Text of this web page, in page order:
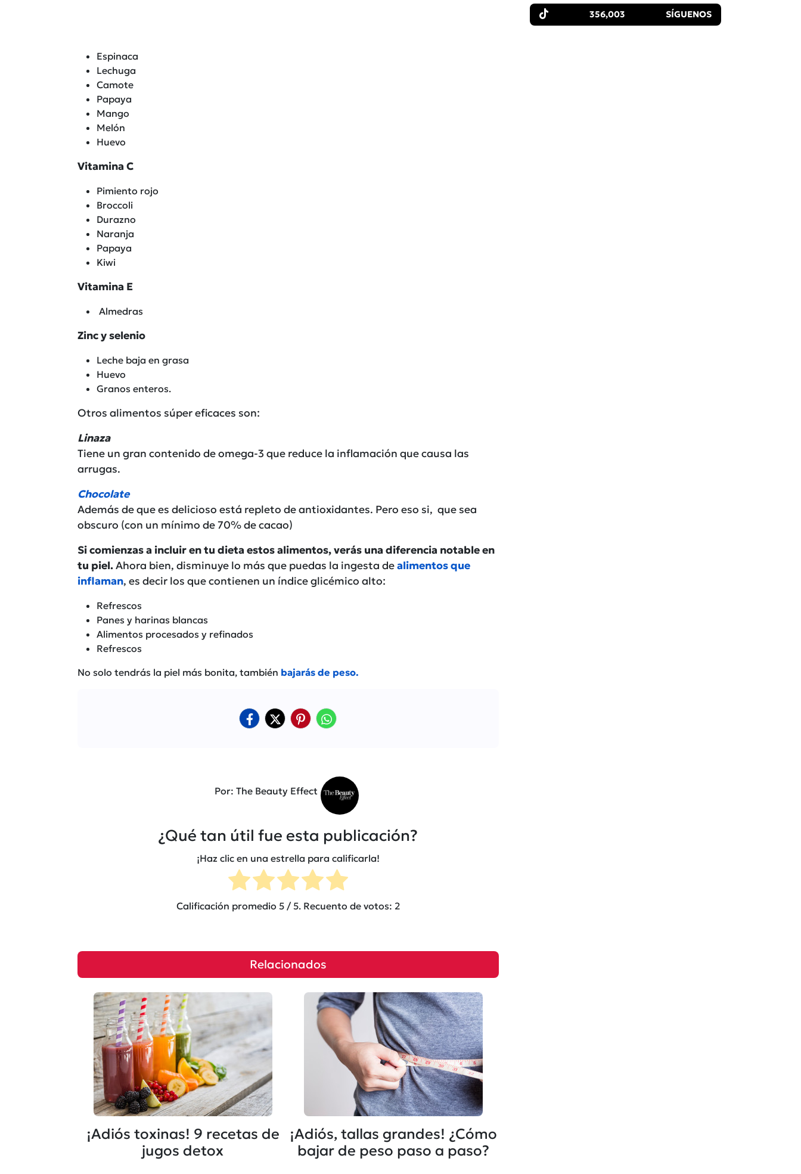
Espinaca
Lechuga
Camote
Papaya
Mango
Melón
Huevo
Vitamina C
Pimiento rojo
Broccoli
Durazno
Naranja
Papaya
Kiwi
Vitamina E
Almedras
Zinc y selenio
Leche baja en grasa
Huevo
Granos enteros.
Otros alimentos súper eficaces son:
Linaza
Tiene un gran contenido de omega-3 que reduce la inflamación que causa las
arrugas.
Chocolate
Además de que es delicioso está repleto de antioxidantes. Pero eso si, que sea
obscuro (con un mínimo de 70% de cacao)
Si comienzas a incluir en tu dieta estos alimentos, verás una diferencia notable en
tu piel.Ahora bien, disminuye lo más que puedas la ingesta dealimentos que
inflaman, es decir los que contienen un índice glicémico alto:
Refrescos
Panes y harinas blancas
Alimentos procesados y refinados
Refrescos
No solo tendrás la piel más bonita, también bajarás de peso.
Por: The Beauty Effect
¿Qué tan útil fue esta publicación?
¡Haz clic en una estrella para calificarla!
Calificación promedio 5/ 5. Recuento de votos: 2
Relacionados
¡Adiós toxinas! 9 recetas de
jugos detox
¡Adiós, tallas grandes! ¿Cómo
bajar de peso paso a paso?
356,003 SÍGUENOS